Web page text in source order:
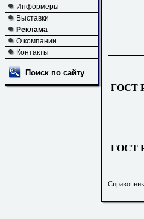
Информеры
Выставки
Реклама
О компании
Контакты
Поиск по сайту
ГОСТ
ГОСТ Р